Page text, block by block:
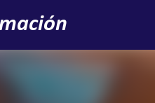
Ir al contenido principal